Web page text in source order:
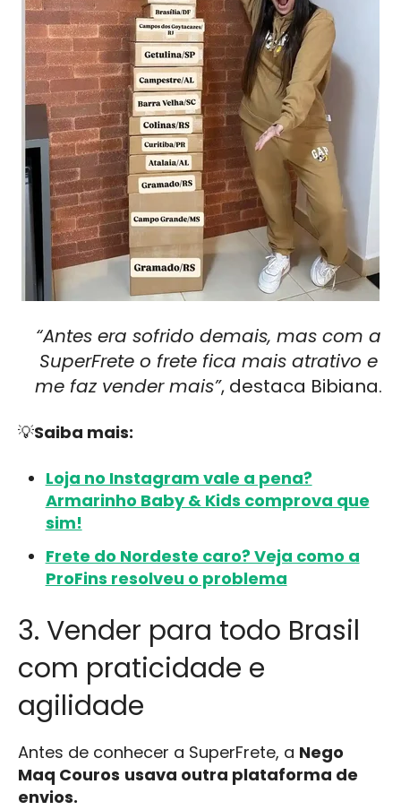
“Antes era sofrido demais, mas com a
SuperFrete o frete fica mais atrativo e
me faz vender mais”, destaca Bibiana.
💡Saiba mais:
Loja no Instagram vale a pena?
Armarinho Baby & Kids comprova que
sim!
Frete do Nordeste caro? Veja como a
ProFins resolveu o problema
3. Vender para todo Brasil
com praticidade e
agilidade
Antes de conhecer a SuperFrete, a Nego
Maq Couros usava outra plataforma de
envios.